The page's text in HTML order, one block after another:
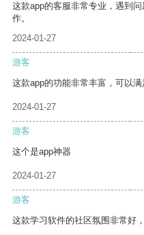
这款app的客服非常专业，遇到
作。
2024-01-27
游客
这款app的功能非常丰富，可以满
2024-01-27
游客
这个是app神器
2024-01-27
游客
这款学习软件的社区氛围非常好